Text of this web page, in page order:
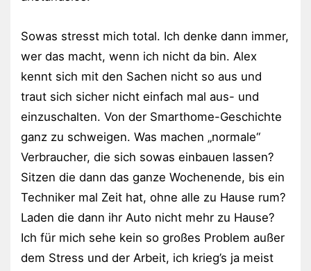
Sowas stresst mich total. Ich denke dann immer,
wer das macht, wenn ich nicht da bin. Alex
kennt sich mit den Sachen nicht so aus und
traut sich sicher nicht einfach mal aus- und
einzuschalten. Von der Smarthome-Geschichte
ganz zu schweigen. Was machen „normale“
Verbraucher, die sich sowas einbauen lassen?
Sitzen die dann das ganze Wochenende, bis ein
Techniker mal Zeit hat, ohne alle zu Hause rum?
Laden die dann ihr Auto nicht mehr zu Hause?
Ich für mich sehe kein so großes Problem außer
dem Stress und der Arbeit, ich krieg’s ja meist